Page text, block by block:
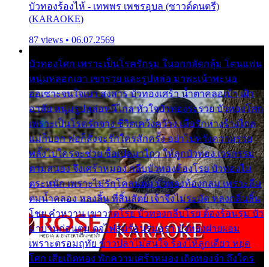
บัวทองร้องไห้ - เทพพร เพชรอุบล (ซาวด์ดนตรี)
(KARAOKE)
87 views • 06.07.2569
บัวทองโศก เพราะเป็นโรครักรุม ในอกกลัดกลุ้ม โดนแฟน
หนุ่มหลอกเอา เขารวย และรูปหล่อ มาพะเน้าพะนอ
ออเซาะจนใจเบา สงสาร บัวทองเศร้า น้ำตาคลอเบ้า เฝ้า
อาลัย หนุ่มรูปหล่อหนีไกล หัวใจบัวทองระรวย บัวทองโศก
เพราะเป็นโรครักจาง ชีวิตเคว้งคว้าง เมื่อรักห่างร้างไกล
แม่ก็บอก พ่อก็สั่งจะรักใครสักครั้ง อย่าไปหวังความรวย
พลั้งไปใครจะช่วย ซื้อเปลมาไกว ให้ลูกบัวทอง เวรกรรม
ตามสนอง จึงเศร้าหมอง กลีบบัวทองต้องโรย บัวทองไม่
ตระหนัก เพราะไม่รักโคลนตม บัวทองท้องกลม เพราะลืม
ตมน้ำคลอง หลงลิ้น ที่สิ้นสัตย์ เจ้าจึงไม่ระมัด หลงกลิ่นลิ้น
โชย คำหวาน เขาวาดโรย บัวทองกลีบโรย ต้องร้อนรุม บัว
มาบานก่อนตูม ดุจไฟสุมร้อนรุมอุรา บัวทองผ่ายผอม
เพราะตรอมฤทัย ข้าวปลาไม่สนใจ ร้องไห้ลูกเดียว หยุด
โศก เสียเถิดทอง พักความเศร้าหมอง เถิดทองจ๋า ถึงใคร